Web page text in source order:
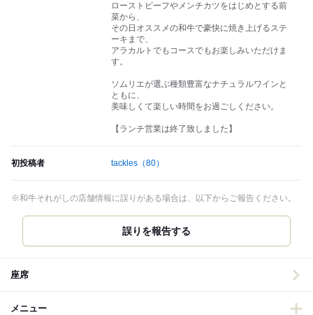
ローストビーフやメンチカツをはじめとする前
菜から、
その日オススメの和牛で豪快に焼き上げるステ
ーキまで、
アラカルトでもコースでもお楽しみいただけま
す。
ソムリエが選ぶ種類豊富なナチュラルワインと
ともに、
美味しくて楽しい時間をお過ごしください。
【ランチ営業は終了致しました】
初投稿者 tackles （80）
※和牛それがしの店舗情報に誤りがある場合は、以下からご報告ください。
誤りを報告する
座席
メニュー